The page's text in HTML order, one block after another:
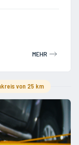
MEHR
von 25 km